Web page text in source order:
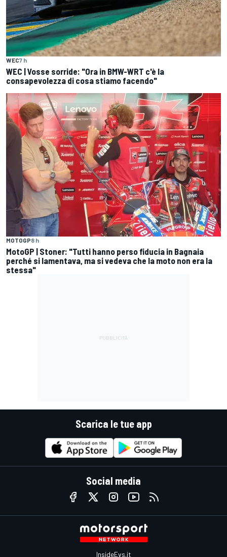
WEC7 h
WEC | Vosse sorride: "Ora in BMW-WRT c'è la
consapevolezza di cosa stiamo facendo"
MOTOGP8 h
MotoGP | Stoner: "Tutti hanno perso fiducia in Bagnaia
perché si lamentava, ma si vedeva che la moto non era la
stessa"
Scarica le tue app
Social media
InsideEvs.it